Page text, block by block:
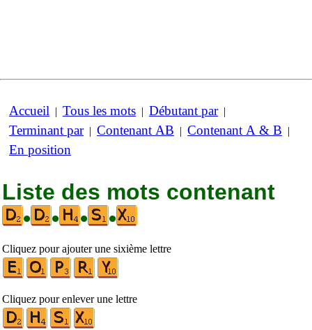
Accueil | Tous les mots | Débutant par|
Terminant par| Contenant AB | Contenant A & B |
En position
Liste des mots contenant
•
• • •
Cliquez pour ajouter une sixième lettre
Cliquez pour enlever une lettre